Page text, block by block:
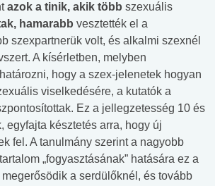
azok a tinik, akik több szexuális
hamarabb vesztették el a
szexpartnerük volt, és alkalmi szexnél
A kísérletben, melyben
hogy a szex-jelenetek hogyan
viselkedésére, a kutatók a
Ez a jellegzetesség 10 és
egyfajta késztetés arra, hogy új
fel. A tanulmány szerint a nagyobb
„fogyasztásának” hatására ez a
a serdülőknél, és tovább